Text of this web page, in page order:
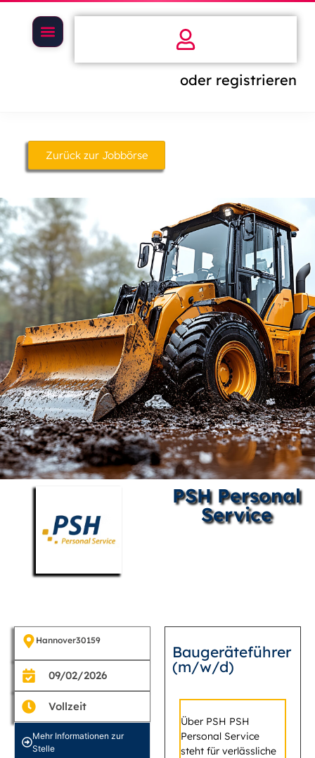
oder registrieren
Zurück zur Jobbörse
PSH Personal
Service
Hannover30159
09/02/2026
Vollzeit
Mehr Informationen zur
Stelle
Baugeräteführer
(m/w/d)
Über PSH PSH
Personal Service
steht für verlässliche